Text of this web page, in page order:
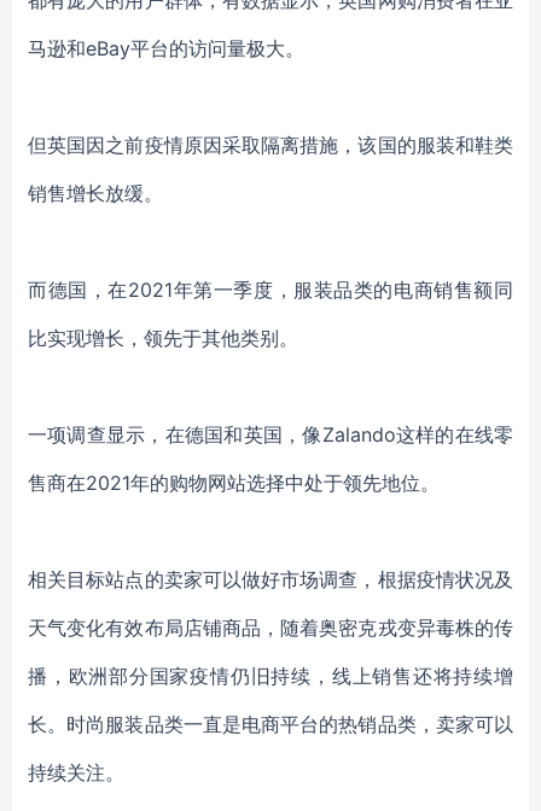
马逊和eBay平台的访问量极大。
但英国因之前疫情原因采取隔离措施，该国的服装和鞋类
销售增长放缓。
而德国，在2021年第一季度，服装品类的电商销售额同
比实现增长，领先于其他类别。
一项调查显示，在德国和英国，像Zalando这样的在线零
售商在2021年的购物网站选择中处于领先地位。
相关目标站点的卖家可以做好市场调查，根据疫情状况及
天气变化有效布局店铺商品，随着奥密克戎变异毒株的传
播，欧洲部分国家疫情仍旧持续，线上销售还将持续增
长。时尚服装品类一直是电商平台的热销品类，卖家可以
持续关注。